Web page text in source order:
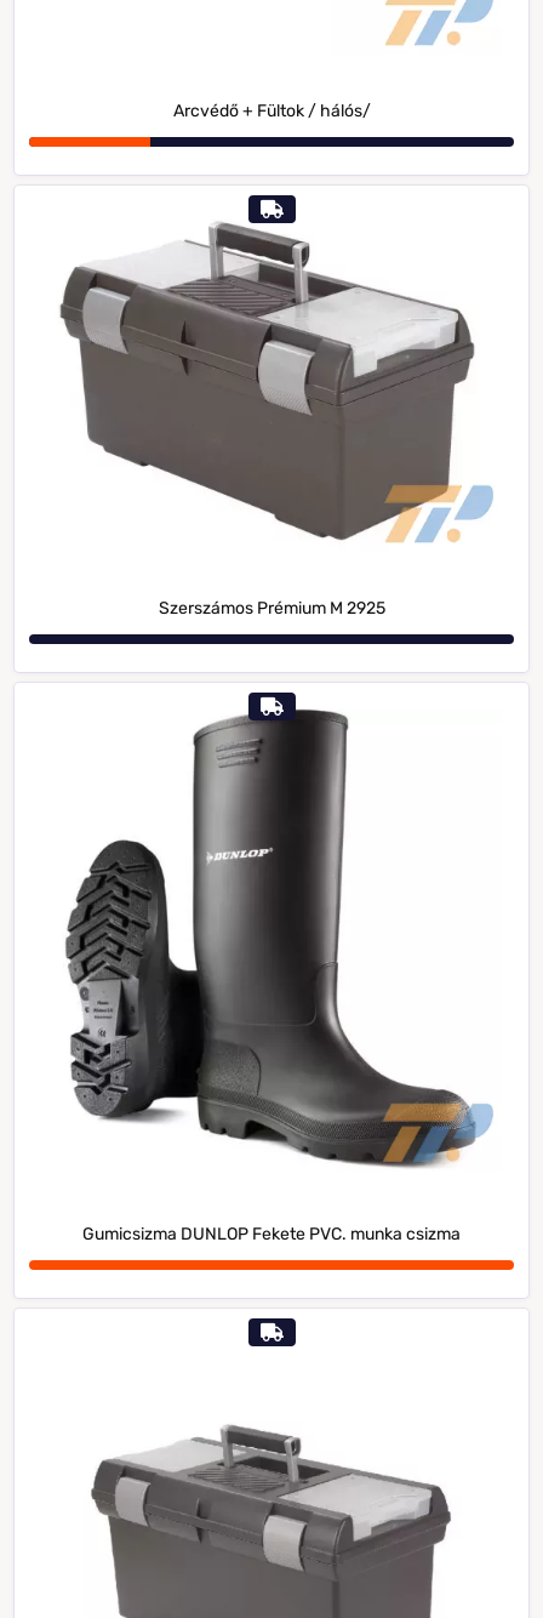
Arcvédő + Fültok / hálós/
Szerszámos Prémium M 2925
Gumicsizma DUNLOP Fekete PVC. munka csizma